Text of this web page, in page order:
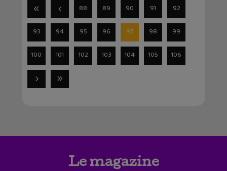
88 89 90 91 92
93 94 95 96 97 98 99
100 101 102 103 104 105 106
Le magazine